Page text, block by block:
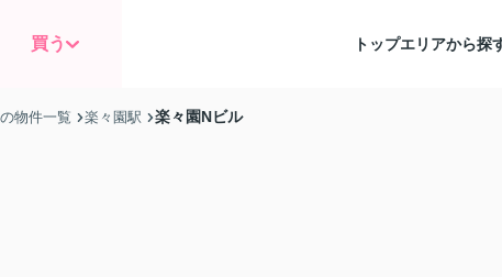
買う トップエリアから探
物件一覧 楽々園駅 楽々園Nビル